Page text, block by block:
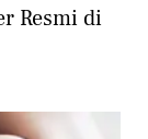
Resmi di